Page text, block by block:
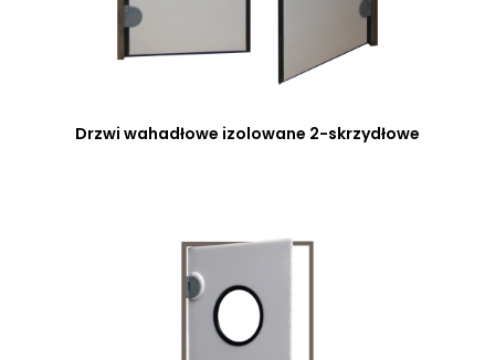
Drzwi wahadłowe izolowane 2-skrzydłowe